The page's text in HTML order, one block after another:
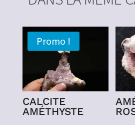
Promo !
CALCITE
AMÉTHYSTE